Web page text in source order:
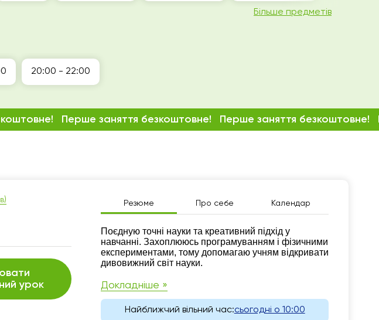
урок
Резюме Про себе Календар
Резюме
Поєдную точні науки та креативний підхід у
навчанні. Захоплююсь програмуванням і фізичними
експериментами, тому допомагаю учням відкривати
дивовижний світ науки.
Докладніше »
Найближчий вільний час:сьогодні о 10:00
Перше заняття безкоштовне! Перше заняття безкоштовне!
Більше предметів
20:00 - 22:00